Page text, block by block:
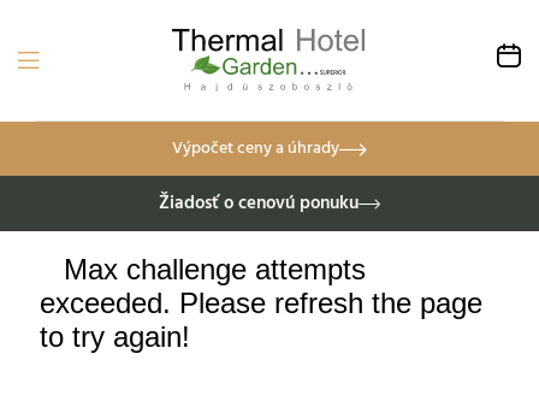
Výpočet ceny a úhrady
Žiadosť o cenovú ponuku